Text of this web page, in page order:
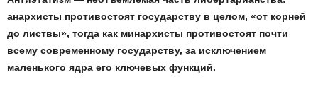
анархисты противостоят государству в целом, «от корней
до листвы», тогда как минархисты противостоят почти
всему современному государству, за исключением
маленького ядра его ключевых функций.